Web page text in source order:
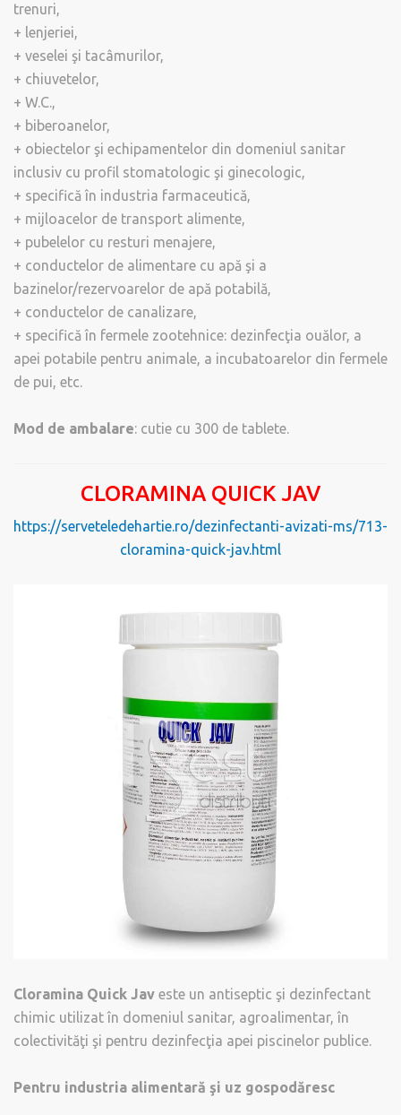
trenuri,
+ lenjeriei,
+ veselei şi tacâmurilor,
+ chiuvetelor,
+ W.C.,
+ biberoanelor,
+ obiectelor şi echipamentelor din domeniul sanitar
inclusiv cu profil stomatologic şi ginecologic,
+ specifică în industria farmaceutică,
+ mijloacelor de transport alimente,
+ pubelelor cu resturi menajere,
+ conductelor de alimentare cu apă şi a
bazinelor/rezervoarelor de apă potabilă,
+ conductelor de canalizare,
+ specifică în fermele zootehnice: dezinfecţia ouălor, a
apei potabile pentru animale, a incubatoarelor din fermele
de pui, etc.
Mod de ambalare: cutie cu 300 de tablete.
CLORAMINA QUICK JAV
https://serveteledehartie.ro/dezinfectanti-avizati-ms/713-
cloramina-quick-jav.html
Cloramina Quick Jav este un antiseptic şi dezinfectant
chimic utilizat în domeniul sanitar, agroalimentar, în
colectivităţi şi pentru dezinfecţia apei piscinelor publice.
Pentru industria alimentară şi uz gospodăresc